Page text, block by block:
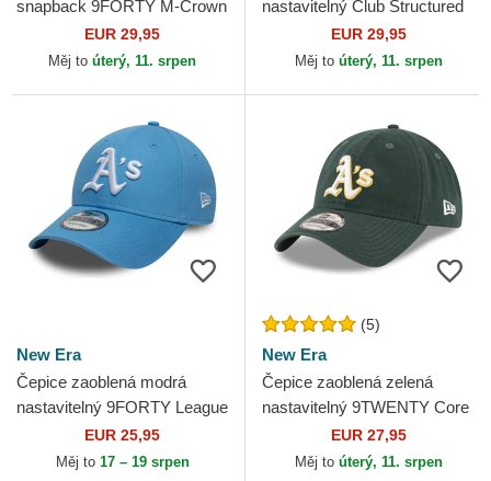
snapback 9FORTY M-Crown
Player Replica Oakland
Athletics MLB New Era
EUR 29,95
Měj to úterý, 11. srpen
nastavitelný Club Structured
UV Poly Ripstop Oakland
Athletics MLB Nike
EUR 29,95
Měj to úterý, 11. srpen
New Era
Čepice zaoblená modrá
nastavitelný 9FORTY League
Essential Oakland Athletics
MLB New Era
EUR 25,95
Měj to 17 – 19 srpen
(5)
New Era
Čepice zaoblená zelená
nastavitelný 9TWENTY Core
Classic Oakland Athletics
MLB New Era
EUR 27,95
Měj to úterý, 11. srpen